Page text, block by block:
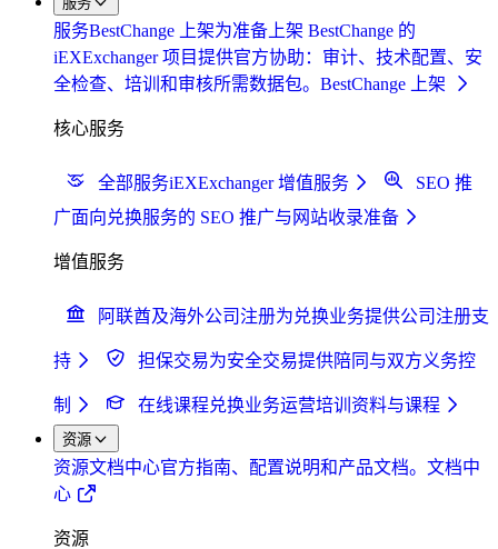
服务BestChange 上架为准备上架 BestChange 的
iEXExchanger 项目提供官方协助：审计、技术配置、安
全检查、培训和审核所需数据包。 BestChange 上架
核心服务
全部服务iEXExchanger 增值服务
SEO 推
广面向兑换服务的 SEO 推广与网站收录准备
增值服务
阿联酋及海外公司注册为兑换业务提供公司注册支
持 担保交易为安全交易提供陪同与双方义务控
制 在线课程兑换业务运营培训资料与课程
资源
资源文档中心官方指南、配置说明和产品文档。 文档中
心
资源